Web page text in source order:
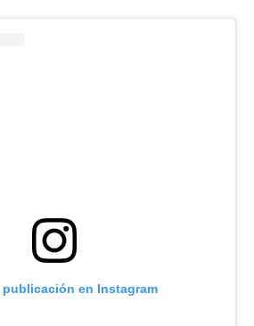
publicación en Instagram